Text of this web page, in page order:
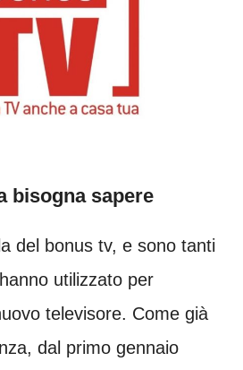
bisogna sapere
del bonus tv, e sono tanti
utilizzato per
televisore. Come già
dal primo gennaio